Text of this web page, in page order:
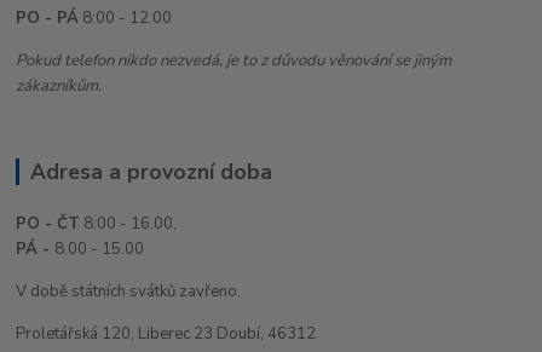
PO - PÁ 8:00 - 12.00
Pokud telefon nikdo nezvedá, je to z důvodu věnování se jiným
zákazníkům.
Adresa a provozní doba
PO - ČT 8:00 - 16.00,
PÁ - 8.00 - 15.00
V době státních svátků zavřeno.
Proletářská 120, Liberec 23 Doubí, 46312